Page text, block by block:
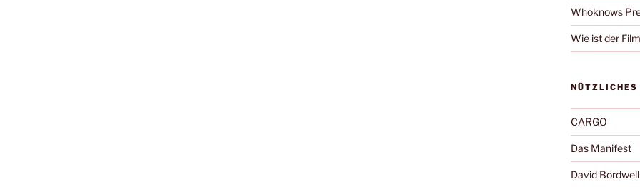
Whoknows
Wie ist der
NÜTZLICHES
CARGO
Das Manifest
David Bordwell